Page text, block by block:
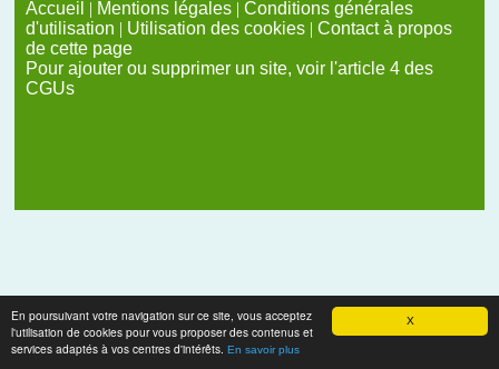
X
En poursuivant votre navigation sur ce site, vous acceptez
l'utilisation de cookies pour vous proposer des contenus et
services adaptés à vos centres d'intérêts. En savoir plus
Accueil | Mentions légales | Conditions générales
d'utilisation | Utilisation des cookies | Contact à propos
de cette page
Pour ajouter ou supprimer un site, voir l'article 4 des
CGUs